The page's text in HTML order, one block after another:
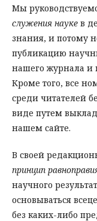
Мы
служения науке в
знания, и потому
публикацию
нашего журнала и
Кроме того, все
среди читателей
виде путем
нашем сайте.
В своей
принцип
научного
основываться
без каких-либо